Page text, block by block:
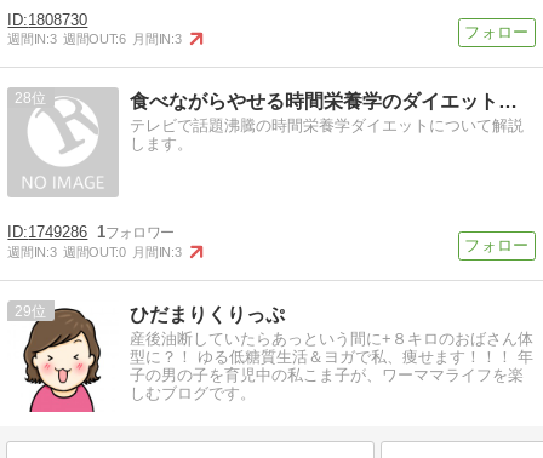
1808730
週間IN:3 週間OUT:6 月間IN:3
28 食べながらやせる時間栄養学のダイエット情報
テレビで話題沸騰の時間栄養学ダイエットについて解説
します。
1749286 1
週間IN:3 週間OUT:0 月間IN:3
29 ひだまりくりっぷ
産後油断していたらあっという間に+８キロのおばさん体
型に？！ ゆる低糖質生活＆ヨガで私、痩せます！！！ 年
子の男の子を育児中の私こま子が、ワーママライフを楽
しむブログです。